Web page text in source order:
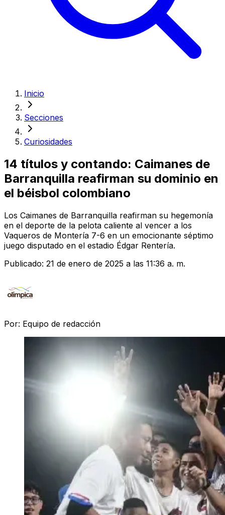
Inicio
Secciones
Curiosidades
14 títulos y contando: Caimanes de
Barranquilla reafirman su dominio en
el béisbol colombiano
Los Caimanes de Barranquilla reafirman su hegemonía
en el deporte de la pelota caliente al vencer a los
Vaqueros de Montería 7-6 en un emocionante séptimo
juego disputado en el estadio Édgar Rentería.
Publicado: 21 de enero de 2025 a las 11:36 a. m.
Por: Equipo de redacción